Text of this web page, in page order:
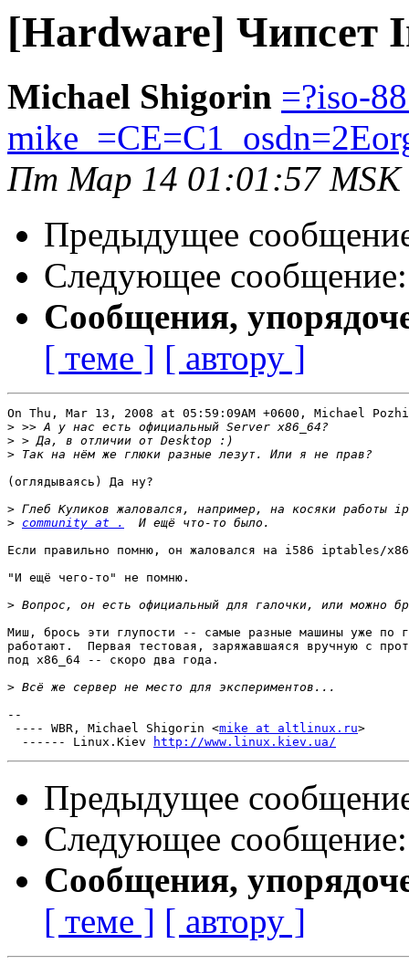
[Hardware] Чипсет
Michael Shigorin =?iso-
Пт Мар 14 01:01:57 MSK
Предыдущее
Следующее
Сообщения,
[ теме ] [ автору ]
On Thu, Mar 13, 2008 at 05:59:09AM +0600, Michael
>
>
>
(оглядываясь) Да ну?
>
> community at .
Если правильно помню, он жаловался на i586 iptables/
"И ещё чего-то" не помню.
>
Миш, брось эти глупости -- самые разные машины уже по
работают.  Первая тестовая, заряжавшаяся вручную с
под x86_64 -- скоро два года.
>
--
---- WBR, Michael Shigorin <mike at altlinux.ru>
  ------ Linux.Kiev
http://www.linux.kiev.ua/
Предыдущее
Следующее
Сообщения,
[ теме ] [ автору ]